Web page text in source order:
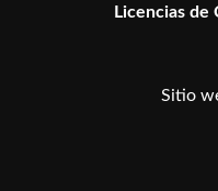
Licencias de
Sitio